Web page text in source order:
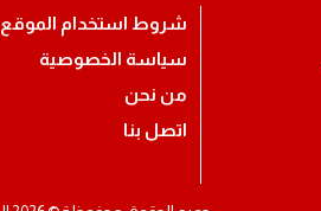
شروط استخدام الموقع
سياسة الخصوصية
من نحن
اتصل بنا